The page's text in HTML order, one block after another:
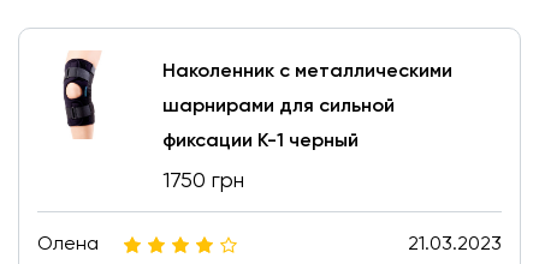
Наколенник с металлическими
шарнирами для сильной
фиксации К-1 черный
1750 грн
Олена 21.03.2023